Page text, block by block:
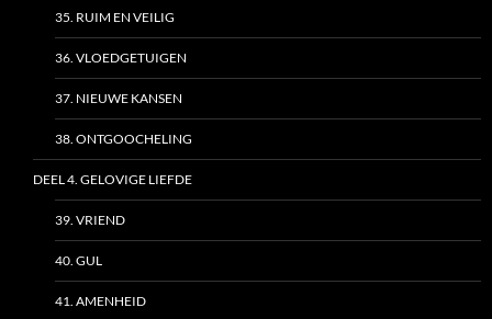
35. RUIM EN VEILIG
36. VLOEDGETUIGEN
37. NIEUWE KANSEN
38. ONTGOOCHELING
DEEL 4. GELOVIGE LIEFDE
39. VRIEND
40. GUL
41. AMENHEID